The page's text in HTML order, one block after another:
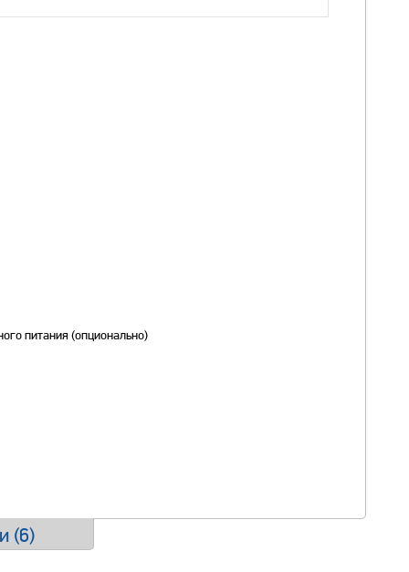
питания (опционально)
(6)